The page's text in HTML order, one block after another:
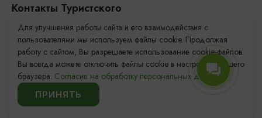
Контакты Туристского
информационного центра
+7 (4012) 555-200
8 (800) 200-55-39
info@visit-kaliningrad.ru
Для улучшения работы сайта и его взаимодействия с
пользователями мы используем файлы cookie. Продолжая
работу с сайтом, Вы разрешаете использование cookie-файлов.
Вы всегда можете отключить файлы cookie в настройках Вашего
браузера. Согласие на обработку персональных данных.
ПРИНЯТЬ